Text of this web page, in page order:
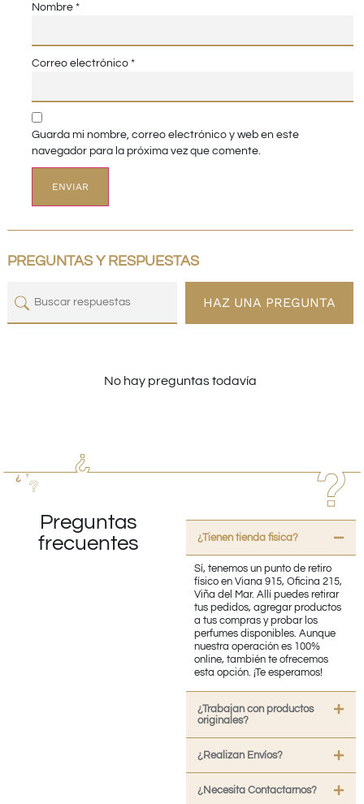
Nombre *
Correo electrónico *
Guarda mi nombre, correo electrónico y web en este
navegador para la próxima vez que comente.
PREGUNTAS Y RESPUESTAS
HAZ UNA PREGUNTA
No hay preguntas todavía
Preguntas
frecuentes
¿Tienen tienda fisica?
Sí, tenemos un punto de retiro
físico en Viana 915, Oficina 215,
Viña del Mar. Allí puedes retirar
tus pedidos, agregar productos
a tus compras y probar los
perfumes disponibles. Aunque
nuestra operación es 100%
online, también te ofrecemos
esta opción. ¡Te esperamos!
¿Trabajan con productos
originales?
¿Realizan Envíos?
¿Necesita Contactarnos?